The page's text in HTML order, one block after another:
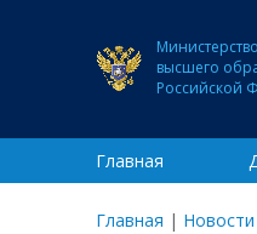
высшего
Российской
Главная
Главная | Новости